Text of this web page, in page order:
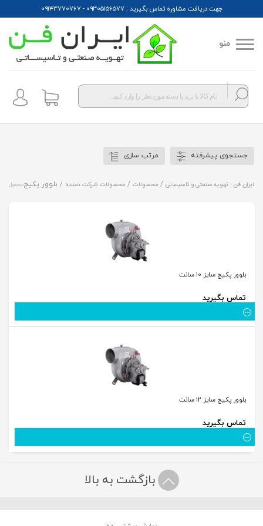
جهت دریافت مشاوره تماس بگیرید : ۰۹۳۰۵۱۵۶۵۷۷ - ۰۹۱۴۳۷۷۰۷۶۷
منو
Products
search
جستجوی پیشرفته مرتب سازی
ایران فن - تهویه صنعتی و تاسیساتی / محصولات / محصولات شرکت دمنده / بلوور پکیج
2 محصول
بلوور پکیج سایز ۱۰ سانت
تماس بگیرید
بلوور پکیج سایز ۱۲ سانت
تماس بگیرید
بازگشت به بالا